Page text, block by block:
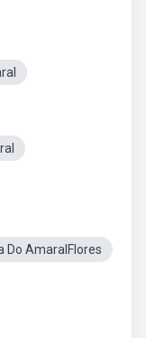
Do AmaralFlores